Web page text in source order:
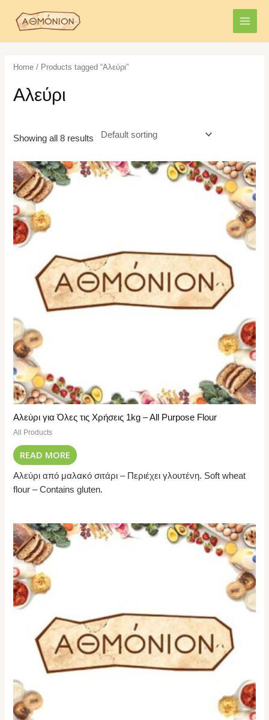
content
Home / Products tagged “Αλεύρι”
Αλεύρι
Showing all 8 results
Αλεύρι για Όλες τις Χρήσεις 1kg – All Purpose Flour
All Products
READ MORE
Αλεύρι από μαλακό σιτάρι – Περιέχει γλουτένη. Soft wheat
flour – Contains gluten.